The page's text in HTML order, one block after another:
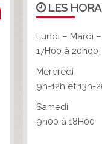
LES
Lundi – Mardi
17H00 à 20h00
Mercredi
9h-12h et 13h-
Samedi
9h00 à 18H00